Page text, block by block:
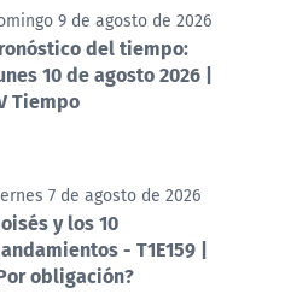
9 de agosto de 2026
del tiempo:
10 de agosto 2026 |
Tiempo
7 de agosto de 2026
y los 10
- T1E159 |
obligación?